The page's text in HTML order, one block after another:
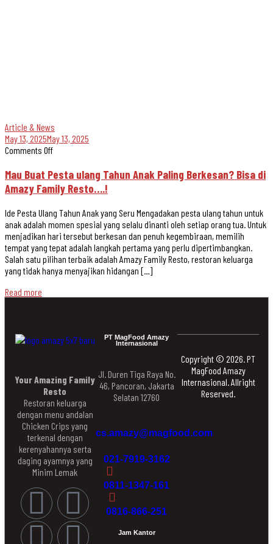
Article & News
May 13, 2025May 13, 2025
Comments Off
Mau Buat Pesta ulang Tahun Anak Paling Berkesan? Bisa di
Amazy Family Resto….!
Ide Pesta Ulang Tahun Anak yang Seru Mengadakan pesta ulang tahun untuk
anak adalah momen spesial yang selalu dinanti oleh setiap orang tua. Untuk
menjadikan hari tersebut berkesan dan penuh kegembiraan, memilih
tempat yang tepat adalah langkah pertama yang perlu dipertimbangkan.
Salah satu pilihan terbaik adalah Amazy Family Resto, restoran keluarga
yang tidak hanya menyajikan hidangan […]
Read more
PT MagFood Amazy
Internasional
Jl. Duren Tiga Raya No.
46, Pancoran, Jakarta
Selatan 12760
cs.amazy@magfood.com
021-7919-3162
0811-1347-161
0816-866-251
Jam Kantor
Your Amazing Family
Resto
Restoran keluarga
dengan menu andalan
Chicken Crips yang
terkenal dengan
kerenyahannya serta
daging ayamnya yang
Minim Lemak
Copyright © 2026. PT
MagFood Amazy
Internasional. Allright
Reserved.